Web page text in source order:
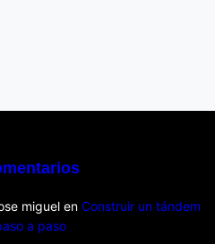
miguelen Construir un tándem
a paso